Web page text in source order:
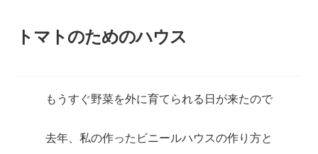
新作商品
アウトレット
聖書カバー
トマトのためのハウス
もうすぐ野菜を外に育てられる日が来たので
去年、私の作ったビニールハウスの作り方と